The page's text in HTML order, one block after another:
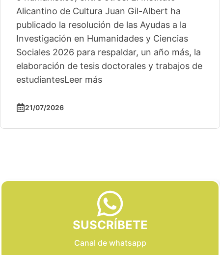
Alicantino de Cultura Juan Gil-Albert ha
publicado la resolución de las Ayudas a la
Investigación en Humanidades y Ciencias
Sociales 2026 para respaldar, un año más, la
elaboración de tesis doctorales y trabajos de
estudiantesLeer más
21/07/2026
SUSCRÍBETE
Canal de whatsapp